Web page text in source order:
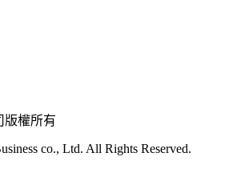
版權所有
co., Ltd. All Rights Reserved.